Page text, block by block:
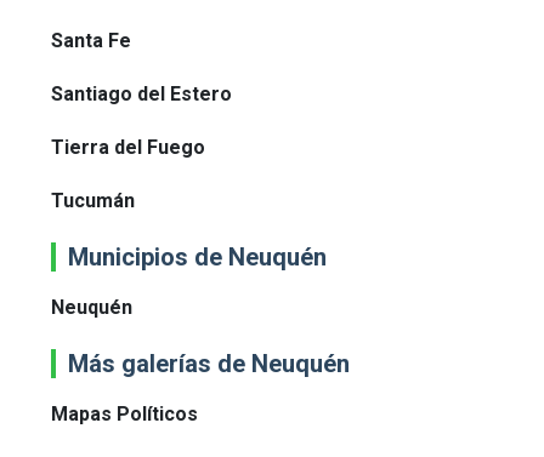
Santa Fe
Santiago del Estero
Tierra del Fuego
Tucumán
Municipios de Neuquén
Neuquén
Más galerías de Neuquén
Mapas Políticos